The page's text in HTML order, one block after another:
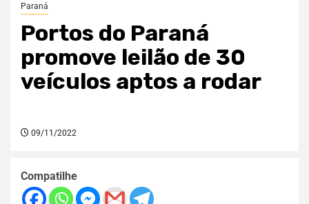
Paraná
Portos do Paraná
promove leilão de 30
veículos aptos a rodar
09/11/2022
Compatilhe